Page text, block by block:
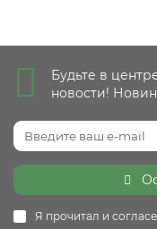
Будьте в
новости!
Я прочитал и